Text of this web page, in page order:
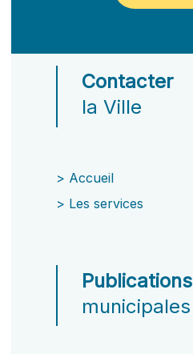
Contacter
la Ville
> Accueil
> Les services
Publications
municipales